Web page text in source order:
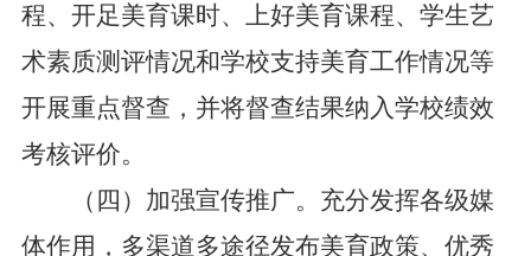
程、开足美育课时、上好美育课程、学生艺
术素质测评情况和学校支持美育工作情况等
开展重点督查，并将督查结果纳入学校绩效
考核评价。
（四）加强宣传推广。充分发挥各级媒
体作用，多渠道多途径发布美育政策、优秀